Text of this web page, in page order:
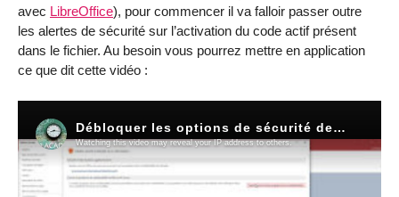
avec LibreOffice), pour commencer il va falloir passer outre
les alertes de sécurité sur l’activation du code actif présent
dans le fichier. Au besoin vous pourrez mettre en application
ce que dit cette vidéo :